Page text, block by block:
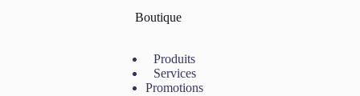
Boutique
Produits
Services
Promotions